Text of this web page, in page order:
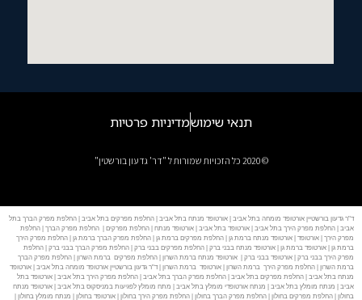
תנאי שימושמדיניות פרטיות
© 2020 כל הזכויות שמורות ל "דר' גדעון בורשטין"
ד"ר גדעון בורשטיין אורטופד מומחה בתל אביב | אורטופד מנתח בתל אביב | החלפת מפרקים בתל אביב | החלפת מפרק הברך בתל
אביב | החלפת מפרק הירך בתל אביב | אורטופד בתל אביב | אורטופד מנתח | החלפת מפרקים | החלפת מפרק הברך | החלפת
מפרק הירך | אורטופד | אורטופד מנתח ברמת גן | החלפת מפרקים ברמת גן | החלפת מפרק הברך ברמת גן | החלפת מפרק הירך
ברמת גן | אורטופד ברמת גן | אורטופד מנתח בבני ברק | החלפת מפרקים בבני ברק | החלפת מפרק הברך בבני ברק | החלפת
מפרק הירך בבני ברק | אורטופד בבני ברק | אורטופד מנתח ברמת השרון | החלפת מפרקים ברמת השרון | החלפת מפרק הברך
ברמת השרון | החלפת מפרק הירך ברמת השרון | אורטופד ברמת השרון | ד"ר גדעון בורשטיין אורטופד מומחה בתל אביב | אורטופד
מנתח בתל אביב | החלפת מפרקים בתל אביב | החלפת מפרק הברך בתל אביב | החלפת מפרק הירך בתל אביב | אורטופד בתל
אביב | מנתח מומלץ בתל אביב | מנתח אורטופדי מומלץ בתל אביב | מתח מומלץ לפגיעות במניסקוס בתל אביב | אורטופד מנתח
בחולון | החלפת מפרקים בחולון | החלפת מפרק הברך בחולון | החלפת מפרק הירך בחולון | אורטופד בחולון | מנתח מומלץ בחולון |